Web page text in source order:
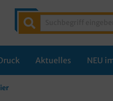
Aktuelles NEU